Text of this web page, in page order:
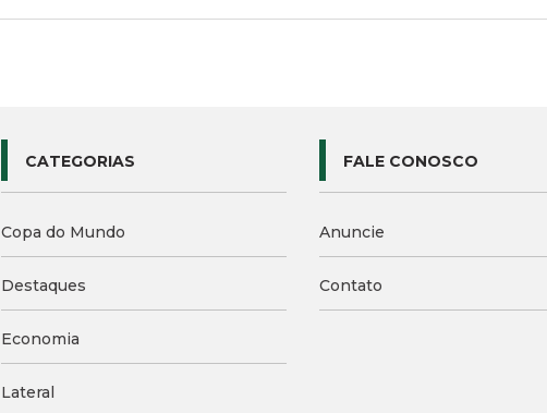
CATEGORIAS
Copa do Mundo
Destaques
Economia
Lateral
FALE CONOSCO
Anuncie
Contato